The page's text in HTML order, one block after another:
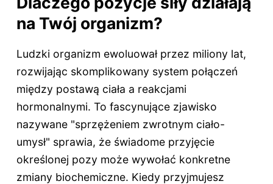
na Twój organizm?
Ludzki organizm ewoluował przez miliony lat,
rozwijając skomplikowany system połączeń
między postawą ciała a reakcjami
hormonalnymi. To fascynujące zjawisko
nazywane "sprzężeniem zwrotnym ciało-
umysł" sprawia, że świadome przyjęcie
określonej pozy może wywołać konkretne
zmiany biochemiczne. Kiedy przyjmujesz